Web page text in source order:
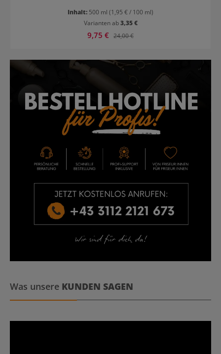
Inhalt: 500 ml (1,95 € / 100 ml)
Varianten ab3,35 €
Verkaufspreis:
9,75 € Regulärer Preis:
24,00 €
Was unsere KUNDEN SAGEN